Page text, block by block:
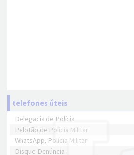
telefones úteis
Delegacia de Polícia
Pelotão de Polícia Militar
WhatsApp, Polícia Militar
Disque Denúncia